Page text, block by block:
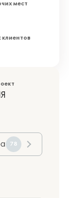
мест
78